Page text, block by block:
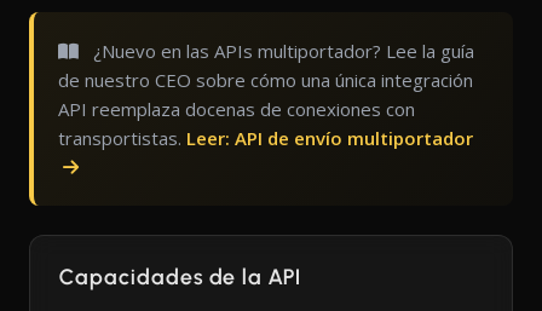
¿Nuevo en las APIs multiportador? Lee la guía
de nuestro CEO sobre cómo una única integración
API reemplaza docenas de conexiones con
transportistas. Leer: API de envío multiportador
Capacidades de la API